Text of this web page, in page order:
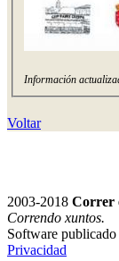
Información
Voltar
2003-2018 Correr
Correndo xuntos.
Software
Privacidad